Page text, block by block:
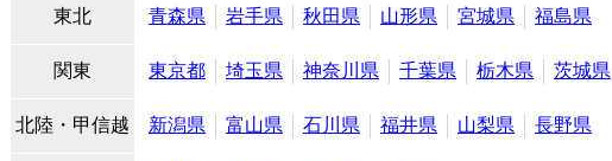
東北 青森県 岩手県 秋田県 山形県 宮城県 福島県
関東 東京都 埼玉県 神奈川県 千葉県 栃木県 茨城県
北陸・甲信越 新潟県 富山県 石川県 福井県 山梨県 長野県